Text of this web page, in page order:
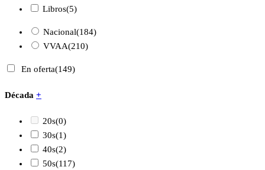
Libros(5)
Nacional(184)
VVAA(210)
En oferta(149)
Década +
20s(0)
30s(1)
40s(2)
50s(117)